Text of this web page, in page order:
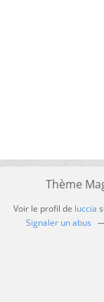
Thème
Voir le profil de luccia
Signaler un abus